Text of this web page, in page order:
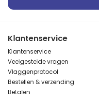
Klantenservice
Klantenservice
Veelgestelde vragen
Vlaggenprotocol
Bestellen & verzending
Betalen